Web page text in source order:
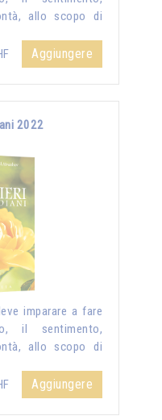
allo scopo di
Aggiungere
2022
imparare a fare
il sentimento,
allo scopo di
Aggiungere